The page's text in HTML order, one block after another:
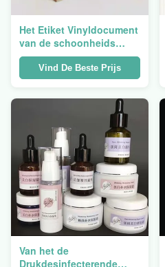
Het Etiket Vinyldocument
van de schoonheids
Kosmetisch Sticker Privé
Merk Logo Round
Waterproof
Vind De Beste Prijs
Van het de
Drukdesinfecterende